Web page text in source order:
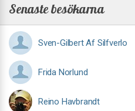
Senaste besökarna
Sven-Gilbert Af Silfverlo
Frida Norlund
Reino Havbrandt